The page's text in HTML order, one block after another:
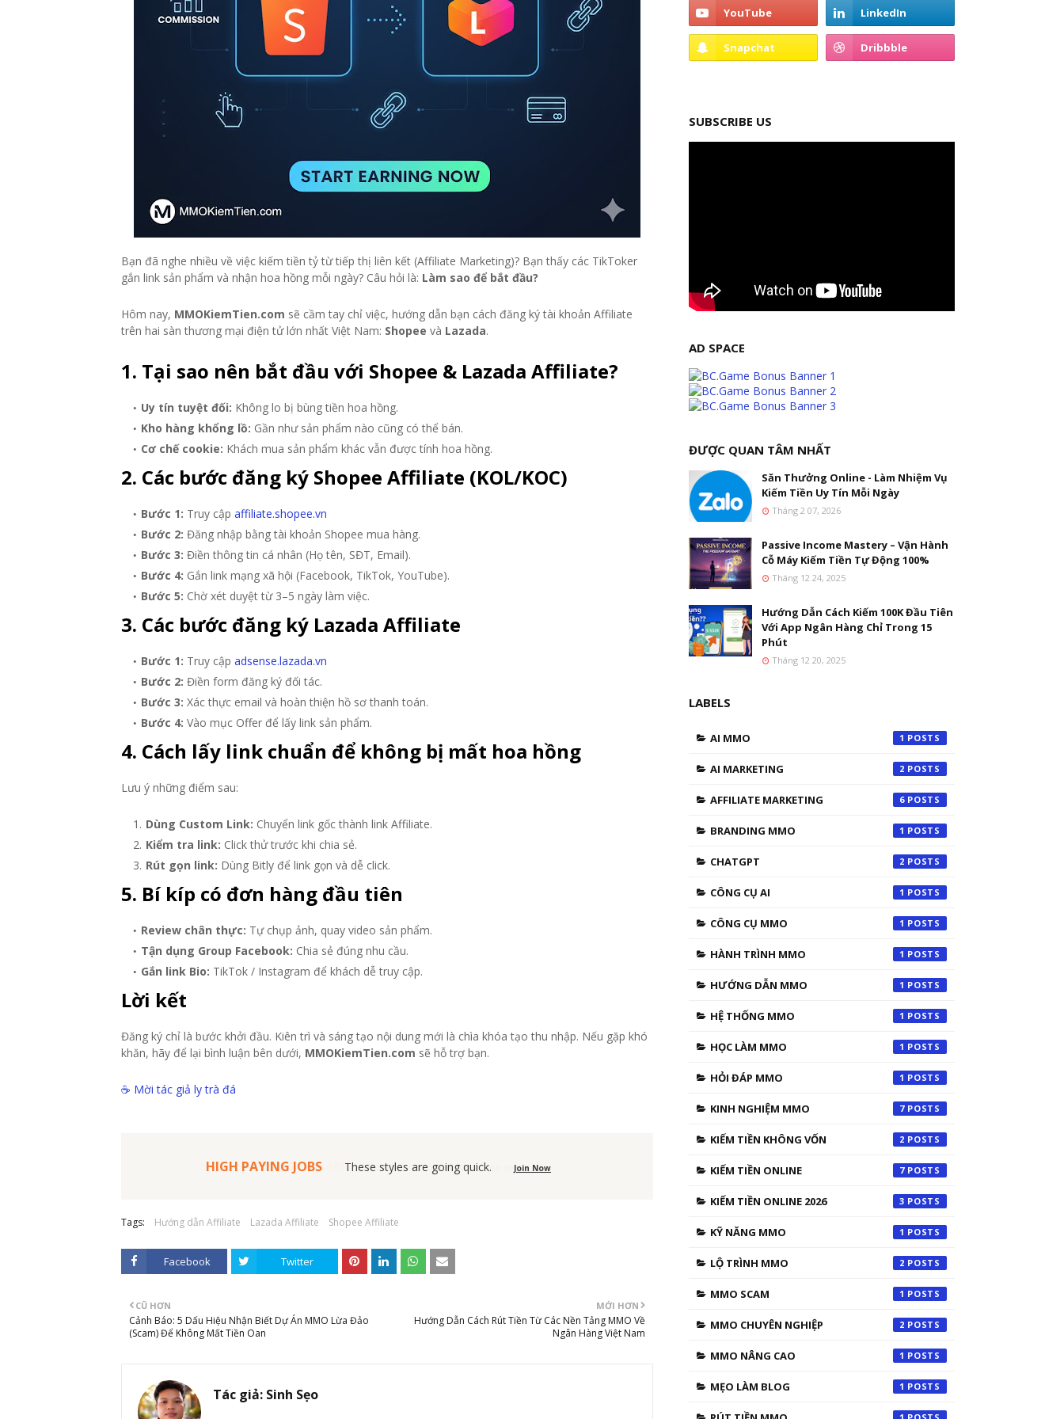
Bạn đã nghe nhiều về việc kiếm tiền tỷ từ tiếp thị liên kết (Affiliate Marketing)? Bạn thấy các TikToker
gắn link sản phẩm và nhận hoa hồng mỗi ngày? Câu hỏi là: Làm sao để bắt đầu?
Hôm nay, MMOKiemTien.com sẽ cầm tay chỉ việc, hướng dẫn bạn cách đăng ký tài khoản Affiliate
trên hai sàn thương mại điện tử lớn nhất Việt Nam: Shopee và Lazada.
1. Tại sao nên bắt đầu với Shopee & Lazada Affiliate?
Uy tín tuyệt đối: Không lo bị bùng tiền hoa hồng.
Kho hàng khổng lồ: Gần như sản phẩm nào cũng có thể bán.
Cơ chế cookie: Khách mua sản phẩm khác vẫn được tính hoa hồng.
2. Các bước đăng ký Shopee Affiliate (KOL/KOC)
Bước 1: Truy cập affiliate.shopee.vn
Bước 2: Đăng nhập bằng tài khoản Shopee mua hàng.
Bước 3: Điền thông tin cá nhân (Họ tên, SĐT, Email).
Bước 4: Gắn link mạng xã hội (Facebook, TikTok, YouTube).
Bước 5: Chờ xét duyệt từ 3–5 ngày làm việc.
3. Các bước đăng ký Lazada Affiliate
Bước 1: Truy cập adsense.lazada.vn
Bước 2: Điền form đăng ký đối tác.
Bước 3: Xác thực email và hoàn thiện hồ sơ thanh toán.
Bước 4: Vào mục Offer để lấy link sản phẩm.
4. Cách lấy link chuẩn để không bị mất hoa hồng
Lưu ý những điểm sau:
Dùng Custom Link: Chuyển link gốc thành link Affiliate.
Kiểm tra link: Click thử trước khi chia sẻ.
Rút gọn link: Dùng Bitly để link gọn và dễ click.
5. Bí kíp có đơn hàng đầu tiên
Review chân thực: Tự chụp ảnh, quay video sản phẩm.
Tận dụng Group Facebook: Chia sẻ đúng nhu cầu.
Gắn link Bio: TikTok / Instagram để khách dễ truy cập.
Lời kết
Đăng ký chỉ là bước khởi đầu. Kiên trì và sáng tạo nội dung mới là chìa khóa tạo thu nhập. Nếu gặp khó
khăn, hãy để lại bình luận bên dưới, MMOKiemTien.com sẽ hỗ trợ bạn.
☕ Mời tác giả ly trà đá
30%MORE SALARY 'The season to Switch Job! Join Now
HIGH PAYING JOBS These styles are going quick. Join Now
Tags: Hướng dẫn Affiliate Lazada Affiliate Shopee Affiliate
Facebook Twitter
MỚI HƠN
Hướng Dẫn Cách Rút Tiền Từ Các Nền Tảng MMO Về
Ngân Hàng Việt Nam
CŨ HƠN
Cảnh Báo: 5 Dấu Hiệu Nhận Biết Dự Án MMO Lừa Đảo
(Scam) Để Không Mất Tiền Oan
Tác giả: Sinh Sẹo
SUBSCRIBE US
AD SPACE
ĐƯỢC QUAN TÂM NHẤT
Săn Thưởng Online - Làm Nhiệm Vụ
Kiếm Tiền Uy Tín Mỗi Ngày
Tháng 2 07, 2026
Passive Income Mastery – Vận Hành
Cỗ Máy Kiếm Tiền Tự Động 100%
Tháng 12 24, 2025
Hướng Dẫn Cách Kiếm 100K Đầu Tiên
Với App Ngân Hàng Chỉ Trong 15
Phút
Tháng 12 20, 2025
LABELS
AI MMO 1
AI MARKETING 2
AFFILIATE MARKETING 6
BRANDING MMO 1
CHATGPT 2
CÔNG CỤ AI 1
CÔNG CỤ MMO 1
HÀNH TRÌNH MMO 1
HƯỚNG DẪN MMO 1
HỆ THỐNG MMO 1
HỌC LÀM MMO 1
HỎI ĐÁP MMO 1
KINH NGHIỆM MMO 7
KIẾM TIỀN KHÔNG VỐN 2
KIẾM TIỀN ONLINE 7
KIẾM TIỀN ONLINE 2026 3
KỸ NĂNG MMO 1
LỘ TRÌNH MMO 2
MMO SCAM 1
MMO CHUYÊN NGHIỆP 2
MMO NÂNG CAO 1
MẸO LÀM BLOG 1